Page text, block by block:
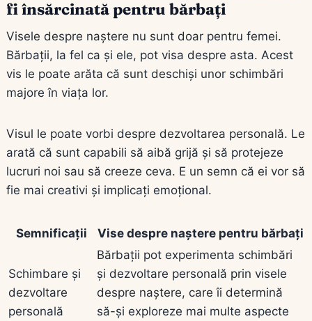
fi însărcinată pentru bărbați
Visele despre naștere nu sunt doar pentru femei.
Bărbații, la fel ca și ele, pot visa despre asta. Acest
vis le poate arăta că sunt deschiși unor schimbări
majore în viața lor.
Visul le poate vorbi despre dezvoltarea personală. Le
arată că sunt capabili să aibă grijă și să protejeze
lucruri noi sau să creeze ceva. E un semn că ei vor să
fie mai creativi și implicați emoțional.
Semnificații Vise despre naștere pentru bărbați
Schimbare și
dezvoltare
personală
Bărbații pot experimenta schimbări
și dezvoltare personală prin visele
despre naștere, care îi determină
să-și exploreze mai multe aspecte